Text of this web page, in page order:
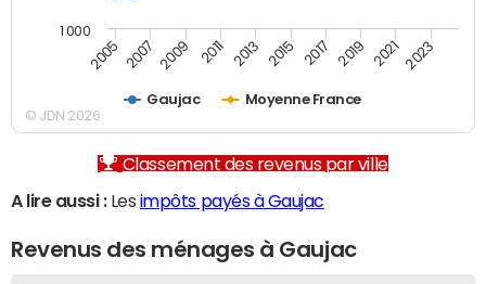
Gaujac Moyenne France
2005 2007 2009 2011 2013 2015 2017 2019 2021 2023
1 000
© JDN 2026
Classement des revenus par ville
A lire aussi :Les impôts payés à Gaujac
Revenus des ménages à Gaujac